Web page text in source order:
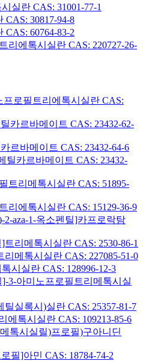
실란 CAS: 31001-77-1
30817-94-8
60764-83-2
리에톡시실란 CAS: 220727-26-
로필트리에톡시실란 CAS:
카르바메이트 CAS: 23432-62-
르바메이트 CAS: 23432-64-6
카르바메이트 CAS: 23432-
트리메톡시실란 CAS: 51895-
리에톡시실란 CAS: 15129-36-9
aza-1-옥소펜틸]카프로락탐
리메톡시실란 CAS: 2530-86-1
메톡시실란 CAS: 227085-51-0
시실란 CAS: 128996-12-3
3-아미노프로필트리메톡시실
실록시)실란 CAS: 25357-81-7
에톡시실란 CAS: 109213-85-6
톡시실릴)프로필)구아니딘
필]아민 CAS: 18784-74-2